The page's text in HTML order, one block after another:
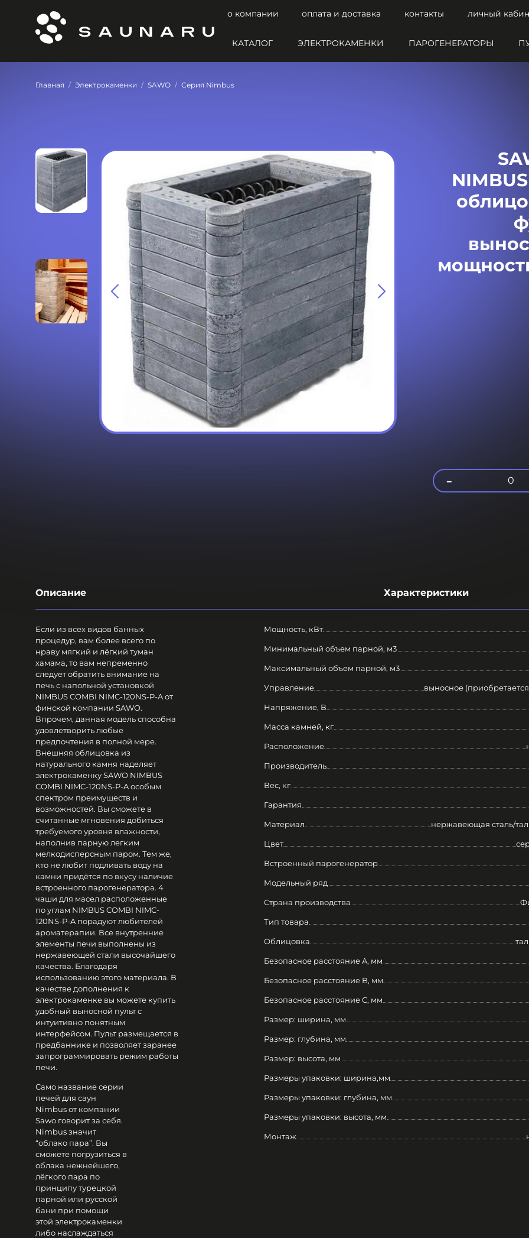
о компании оплата и доставка контакты личный
КАТАЛОГ ЭЛЕКТРОКАМЕНКИ ПАРОГЕНЕРАТОРЫ
Главная Электрокаменки SAWO Серия Nimbus
- 0
Описание Характеристики
Если из всех видов банных
процедур, вам более всего по
нраву мягкий и лёгкий туман
хамама, то вам непременно
следует обратить внимание на
печь с напольной установкой
NIMBUS COMBI NIMC-120NS-P-A от
финской компании SAWO.
Впрочем, данная модель способна
удовлетворить любые
предпочтения в полной мере.
Внешняя облицовка из
натурального камня наделяет
электрокаменку SAWO NIMBUS
COMBI NIMC-120NS-P-A особым
спектром преимуществ и
возможностей. Вы сможете в
считанные мгновения добиться
требуемого уровня влажности,
наполнив парную легким
мелкодисперсным паром. Тем же,
кто не любит подливать воду на
камни придётся по вкусу наличие
встроенного парогенератора. 4
чаши для масел расположенные
по углам NIMBUS COMBI NIMC-
120NS-P-A порадуют любителей
ароматерапии. Все внутренние
элементы печи выполнены из
нержавеющей стали высочайшего
качества. Благодаря
использованию этого материала. В
качестве дополнения к
электрокаменке вы можете купить
удобный выносной пульт с
интуитивно понятным
интерфейсом. Пульт размещается в
предбаннике и позволяет заранее
запрограммировать режим работы
печи.
Само название серии
печей для саун
Nimbus от компании
Sawo говорит за себя.
Nimbus значит
“облако пара”. Вы
сможете погрузиться в
облака нежнейшего,
лёгкого пара по
принципу турецкой
парной или русской
бани при помощи
этой электрокаменки
либо наслаждаться
Мощность, кВт
Минимальный объем парной, м3
Максимальный объем парной, м3
Управление выносное
Напряжение, В
Масса камней, кг
Расположение
Производитель
Вес, кг
Гарантия
Материал нержавеющая сталь/
Цвет
Встроенный парогенератор
Модельный ряд
Страна производства
Тип товара
Облицовка
Безопасное расстояние A, мм
Безопасное расстояние B, мм
Безопасное расстояние C, мм
Размер: ширина, мм
Размер: глубина, мм
Размер: высота, мм
Размеры упаковки: ширина,мм
Размеры упаковки: глубина, мм
Размеры упаковки: высота, мм
Монтаж